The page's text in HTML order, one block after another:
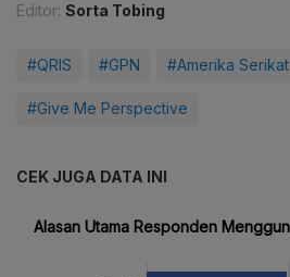
Editor: Sorta Tobing
#QRIS #GPN #Amerika Serikat
#Give Me Perspective
CEK JUGA DATA INI